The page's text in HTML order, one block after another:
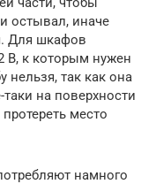
остывал, иначе
Для шкафов
В, к которым нужен
нельзя, так как она
таки на поверхности
место
намного